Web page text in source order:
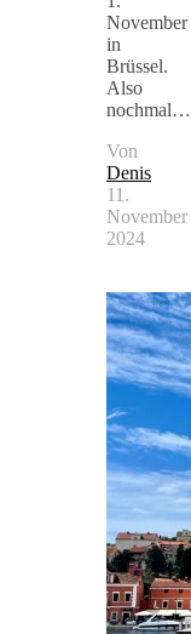
November
in
Brüssel.
Also
nochmal…
Von
Denis
11.
November
2024